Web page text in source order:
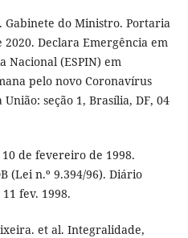
Gabinete do Ministro. Portaria
Declara Emergência em
Nacional (ESPIN) em
pelo novo Coronavírus
seção 1, Brasília, DF, 04
de fevereiro de 1998.
(Lei n.º 9.394/96). Diário
fev. 1998.
et al. Integralidade,